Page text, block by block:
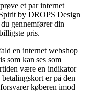
et par internet
by DROPS Design
gennemfører din
pris.
en internet webshop
som kan ses som
være en indikator
er på den
køberen imod